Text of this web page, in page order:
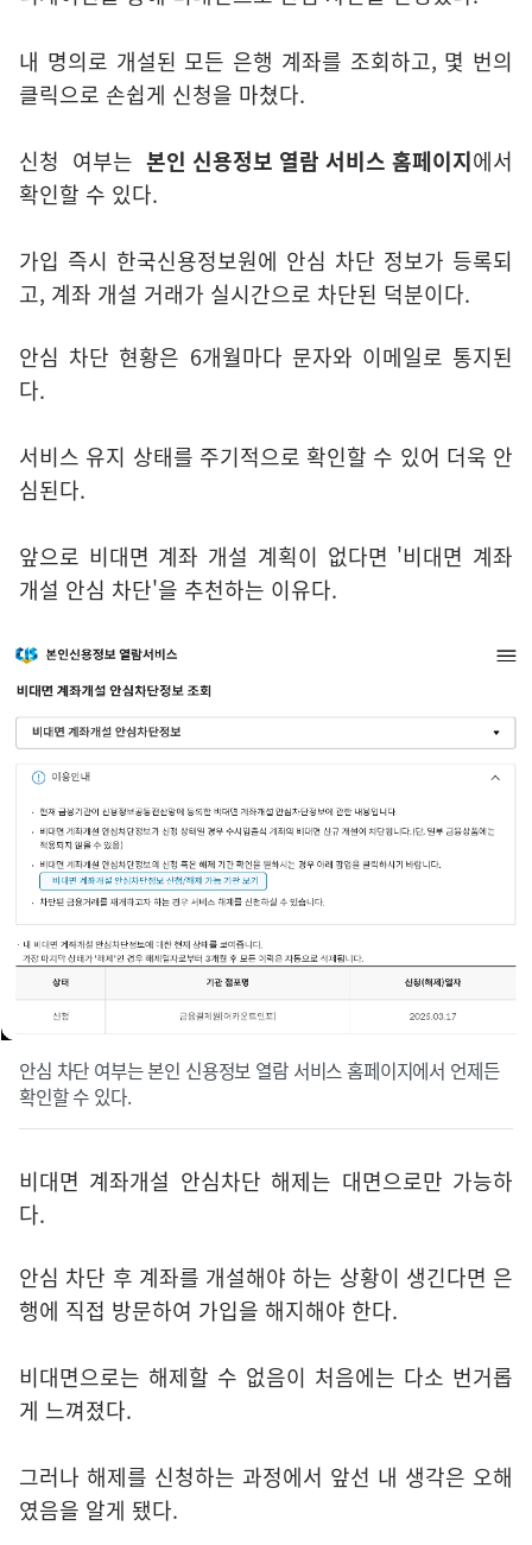
내 명의로 개설된 모든 은행 계좌를 조회하고, 몇 번의
클릭으로 손쉽게 신청을 마쳤다.
신청 여부는 본인 신용정보 열람 서비스 홈페이지에서
확인할 수 있다.
가입 즉시 한국신용정보원에 안심 차단 정보가 등록되
고, 계좌 개설 거래가 실시간으로 차단된 덕분이다.
안심 차단 현황은 6개월마다 문자와 이메일로 통지된
다.
서비스 유지 상태를 주기적으로 확인할 수 있어 더욱 안
심된다.
앞으로 비대면 계좌 개설 계획이 없다면 '비대면 계좌
개설 안심 차단'을 추천하는 이유다.
안심 차단 여부는 본인 신용정보 열람 서비스 홈페이지에서 언제든
확인할 수 있다.
비대면 계좌개설 안심차단 해제는 대면으로만 가능하
다.
안심 차단 후 계좌를 개설해야 하는 상황이 생긴다면 은
행에 직접 방문하여 가입을 해지해야 한다.
비대면으로는 해제할 수 없음이 처음에는 다소 번거롭
게 느껴졌다.
그러나 해제를 신청하는 과정에서 앞선 내 생각은 오해
였음을 알게 됐다.